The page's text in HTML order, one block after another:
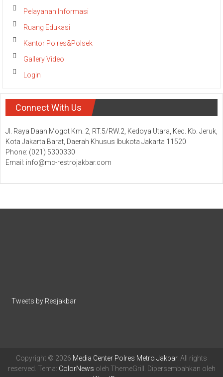
Pelayanan Informasi
Ruang Edukasi
Kantor Polres&Polsek
Gallery Video
Login
Connect With Us
Jl. Raya Daan Mogot Km. 2, RT.5/RW.2, Kedoya Utara, Kec. Kb. Jeruk,
Kota Jakarta Barat, Daerah Khusus Ibukota Jakarta 11520
Phone: (021) 5300330
Email: info@mc-restrojakbar.com
Tweets by Resjakbar
Copyright © 2026 Media Center Polres Metro Jakbar. All rights
reserved. Tema: ColorNews oleh ThemeGrill. Dipersembahkan oleh